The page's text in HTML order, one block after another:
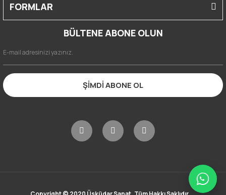
FORMLAR
BÜLTENE ABONE OLUN
ŞİMDİ ABONE OL